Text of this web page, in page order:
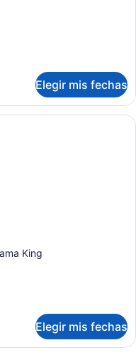
Elegir mis fechas
de hotel con dos
King
Elegir mis fechas